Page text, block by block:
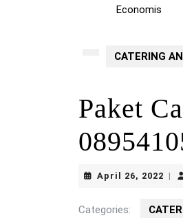
Economis
CATERING
Paket
April 26, 2022
Categories: